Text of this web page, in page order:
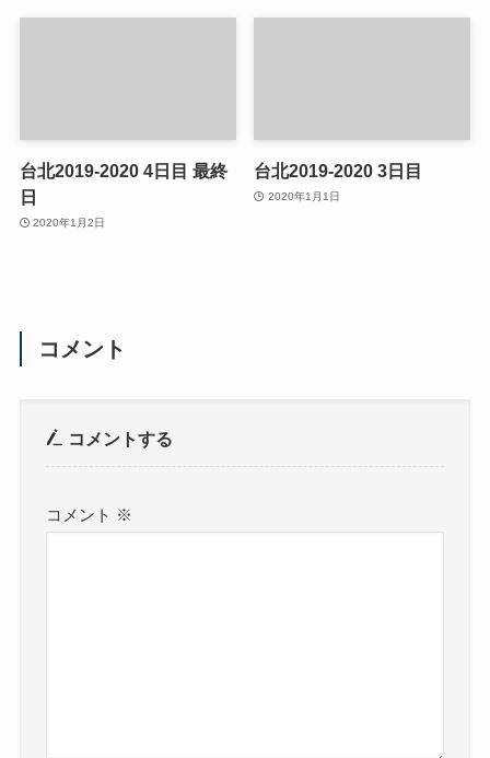
台北2019-2020 4日目 最終
日
2020年1月2日
台北2019-2020 3日目
2020年1月1日
コメント
コメントする
コメント ※